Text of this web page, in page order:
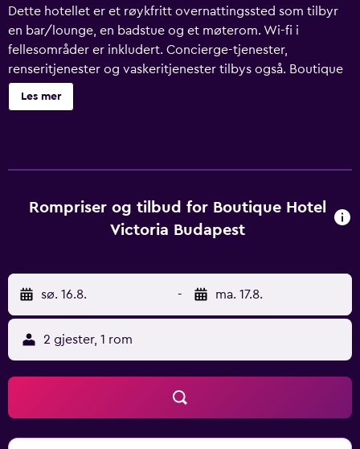
Dette hotellet er et røykfritt overnattingssted som tilbyr
en bar/lounge, en badstue og et møterom. Wi-fi i
fellesområder er inkludert. Concierge-tjenester,
renseritjenester og vaskeritjenester tilbys også. Boutique
Hotel Victoria Budapest har 27 rom med safe med plass til
bærbar PC og espressomaskiner. Sengene har sengetøy av
det er mulig å be om massasje på rommet. Fritidsfasiliteter
ved dette hotellet inkluderer en badstue.
nærområdet. Avgifter kan tilkomme.
Les mer
Rompriser og tilbud for Boutique Hotel
Victoria Budapest
sø. 16.8. - ma. 17.8.
2 gjester, 1 rom